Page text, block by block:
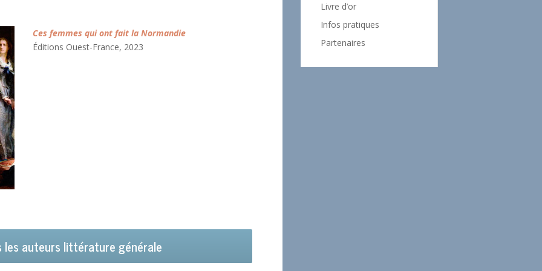
Ces femmes qui ont fait la Normandie
Éditions Ouest-France, 2023
les auteurs littérature générale
Livre d’or
Infos pratiques
Partenaires